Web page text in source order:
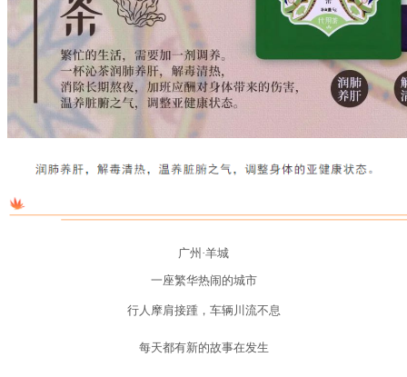
广州·羊城
一座繁华热闹的城市
行人摩肩接踵，车辆川流不息
每天都有新的故事在发生